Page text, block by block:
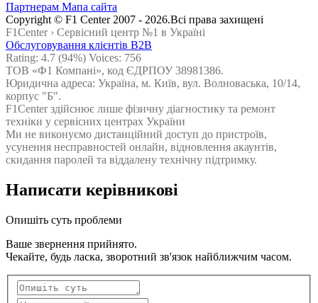
Партнерам Мапа сайта
Сopyright © F1 Center 2007 - 2026.Всі права захищені
F1Center › Cервісний центр №1 в Україні
Обслуговування клієнтів B2B
Rating: 4.7 (94%) Voices: 756
ТОВ «Ф1 Компані», код ЄДРПОУ 38981386.
Юридична адреса: Україна, м. Київ, вул. Волноваська, 10/14,
корпус "Б".
F1Center здійснює лише фізичну діагностику та ремонт
техніки у сервісних центрах України
Ми не виконуємо дистанційний доступ до пристроїв,
усунення несправностей онлайн, відновлення акаунтів,
скидання паролей та віддалену технічну підтримку.
Написати керівникові
Опишіть суть проблеми
Ваше звернення прийнято.
Чекайте, будь ласка, зворотний зв'язок найближчим часом.